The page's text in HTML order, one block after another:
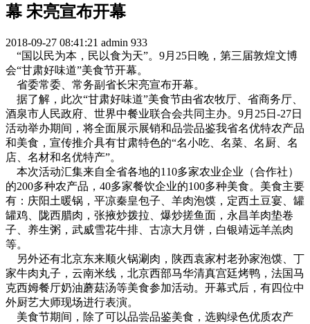
幕 宋亮宣布开幕
2018-09-27 08:41:21 admin 933
“国以民为本，民以食为天”。9月25日晚，第三届敦煌文博
会“甘肃好味道”美食节开幕。
省委常委、常务副省长宋亮宣布开幕。
据了解，此次“甘肃好味道”美食节由省农牧厅、省商务厅、
酒泉市人民政府、世界中餐业联合会共同主办。9月25日-27日
活动举办期间，将全面展示展销和品尝品鉴我省名优特农产品
和美食，宣传推介具有甘肃特色的“名小吃、名菜、名厨、名
店、名材和名优特产”。
本次活动汇集来自全省各地的110多家农业企业（合作社）
的200多种农产品，40多家餐饮企业的100多种美食。美食主要
有：庆阳土暖锅，平凉秦皇包子、羊肉泡馍，定西土豆宴、罐
罐鸡、陇西腊肉，张掖炒拨拉、爆炒搓鱼面，永昌羊肉垫卷
子、养生粥，武威雪花牛排、古凉大月饼，白银靖远羊羔肉
等。
另外还有北京东来顺火锅涮肉，陕西袁家村老孙家泡馍、丁
家牛肉丸子，云南米线，北京西部马华清真宫廷烤鸭，法国马
克西姆餐厅奶油蘑菇汤等美食参加活动。开幕式后，有四位中
外厨艺大师现场进行表演。
美食节期间，除了可以品尝品鉴美食，选购绿色优质农产